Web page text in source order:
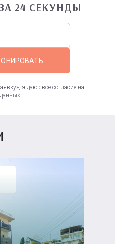
24 СЕКУНДЫ
я даю свое согласие на